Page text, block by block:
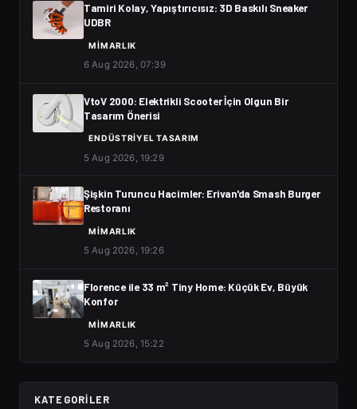
Tamiri Kolay, Yapıştırıcısız: 3D Baskılı Sneaker
UDBR
MIMARLIK
6 Aug 2026, 07:39
VtoV 2000: Elektrikli Scooter İçin Olgun Bir
Tasarım Önerisi
ENDÜSTRIYEL TASARIM
5 Aug 2026, 19:29
Şişkin Turuncu Hacimler: Erivan'da Smash Burger
Restoranı
MIMARLIK
5 Aug 2026, 19:26
Florence ile 33 m² Tiny Home: Küçük Ev, Büyük
Konfor
MIMARLIK
5 Aug 2026, 15:22
KATEGORILER